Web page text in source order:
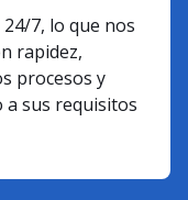
7, lo que nos
rapidez,
procesos y
a sus requisitos